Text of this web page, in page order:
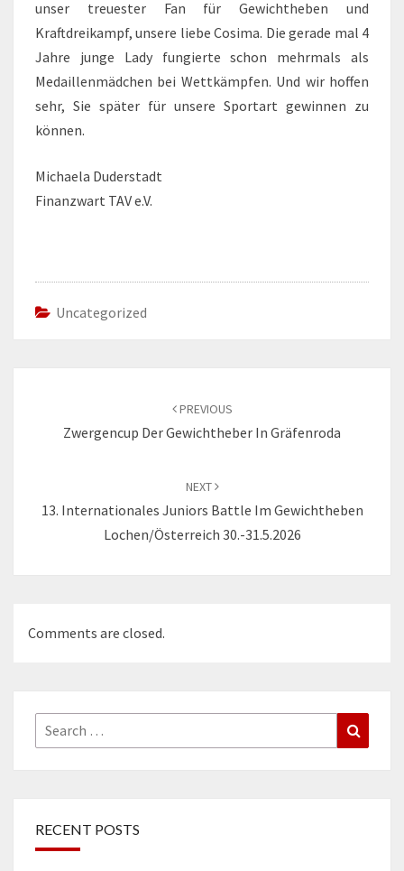
unser treuester Fan für Gewichtheben und
Kraftdreikampf, unsere liebe Cosima. Die gerade mal 4
Jahre junge Lady fungierte schon mehrmals als
Medaillenmädchen bei Wettkämpfen. Und wir hoffen
sehr, Sie später für unsere Sportart gewinnen zu
können.
Michaela Duderstadt
Finanzwart TAV e.V.
Uncategorized
PREVIOUS
Zwergencup Der Gewichtheber In Gräfenroda
NEXT
13. Internationales Juniors Battle Im Gewichtheben
Lochen/Österreich 30.-31.5.2026
Comments are closed.
Search
for:
RECENT POSTS